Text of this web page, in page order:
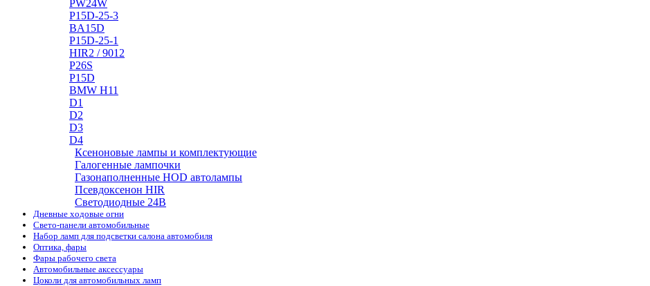
PW24W
P15D-25-3
BA15D
P15D-25-1
HIR2 / 9012
P26S
P15D
BMW H11
D1
D2
D3
D4
Ксеноновые лампы и комплектующие
Галогенные лампочки
Газонаполненные HOD автолампы
Псевдоксенон HIR
Cветодиодные 24B
Дневные ходовые огни
Свето-панели автомобильные
Набор ламп для подсветки салона автомобиля
Оптика, фары
Фары рабочего света
Автомобильные аксессуары
Цоколи для автомобильных ламп